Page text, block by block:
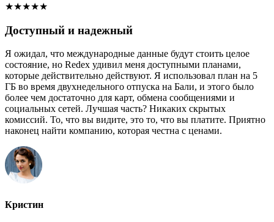
★★★★★
Доступный и надежный
Я ожидал, что международные данные будут стоить целое
состояние, но Redex удивил меня доступными планами,
которые действительно действуют. Я использовал план на 5
ГБ во время двухнедельного отпуска на Бали, и этого было
более чем достаточно для карт, обмена сообщениями и
социальных сетей. Лучшая часть? Никаких скрытых
комиссий. То, что вы видите, это то, что вы платите. Приятно
наконец найти компанию, которая честна с ценами.
Кристин